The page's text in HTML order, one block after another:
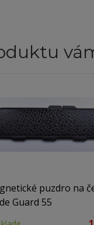
puzdro na
Guard 55